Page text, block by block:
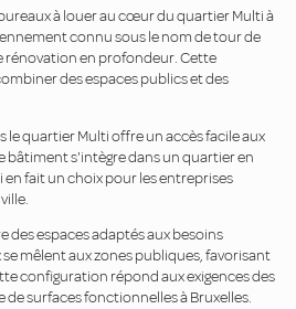
à louer au cœur du quartier Multi à
connu sous le nom de tour de
rénovation en profondeur. Cette
des espaces publics et des
quartier Multi offre un accès facile aux
bâtiment s'intègre dans un quartier en
fait un choix pour les entreprises
des espaces adaptés aux besoins
mêlent aux zones publiques, favorisant
configuration répond aux exigences des
de surfaces fonctionnelles à Bruxelles.